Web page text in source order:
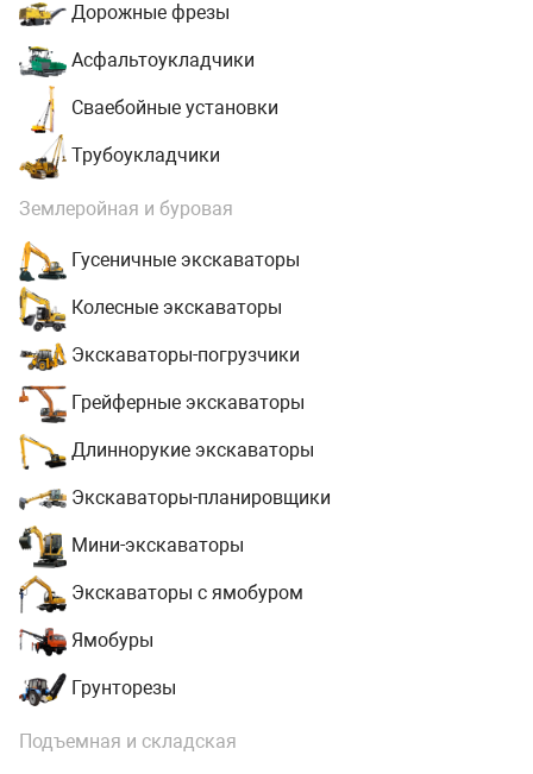
Дорожные фрезы
Асфальтоукладчики
Сваебойные установки
Трубоукладчики
Землеройная и буровая
Гусеничные экскаваторы
Колесные экскаваторы
Экскаваторы-погрузчики
Грейферные экскаваторы
Длиннорукие экскаваторы
Экскаваторы-планировщики
Мини-экскаваторы
Экскаваторы с ямобуром
Ямобуры
Грунторезы
Подъемная и складская